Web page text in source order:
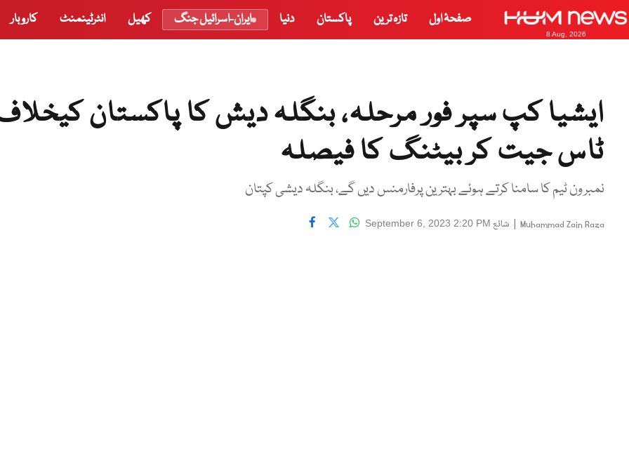
8 Aug, 2026
صفحۂ اول تازہ ترین پاکستان دنیا ایران-اسرائیل جنگ کھیل انٹرٹینمنٹ کاروبار
ایشیا کپ سپر فور مرحلہ، بنگلہ دیش کا پاکستان
ٹاس جیت کر بیٹنگ کا فیصلہ
نمبر ون ٹیم کا سامنا کرتے ہوئے بہترین پرفارمنس دیں گے، بنگلہ دیشی کپتان
Muhammad Zain Raza
| شائع September 6, 2023 2:20 PM